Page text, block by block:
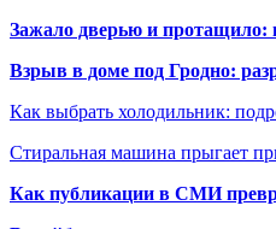
Зажало дверью и протащило:
Взрыв в доме под Гродно:
Как выбрать холодильник:
Стиральная машина прыгает
Как публикации в СМИ